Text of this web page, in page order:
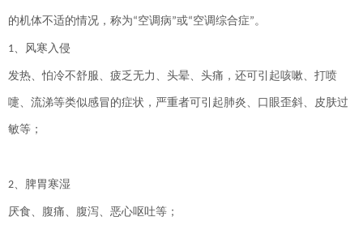
的机体不适的情况，称为“空调病”或“空调综合症”。
1、风寒入侵
发热、怕冷不舒服、疲乏无力、头晕、头痛，还可引起咳嗽、打喷
嚏、流涕等类似感冒的症状，严重者可引起肺炎、口眼歪斜、皮肤过
敏等；
2、脾胃寒湿
厌食、腹痛、腹泻、恶心呕吐等；